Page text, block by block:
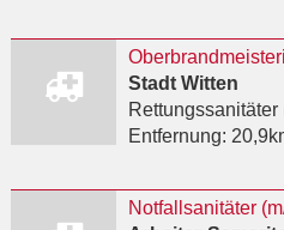
Stadt Witten
Rettungssanitäter
Entfernung: